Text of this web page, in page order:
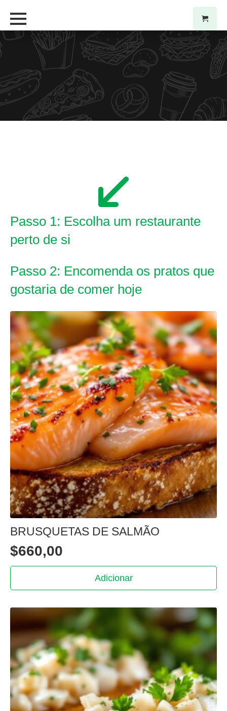
Passo 1: Escolha um restaurante
perto de si
Passo 2: Encomenda os pratos que
gostaria de comer hoje
BRUSQUETAS DE SALMÃO
$660,00
Adicionar